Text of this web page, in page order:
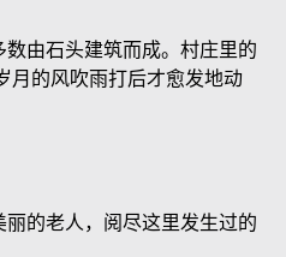
由石头建筑而成。村庄里的
月的风吹雨打后才愈发地动
的老人，阅尽这里发生过的